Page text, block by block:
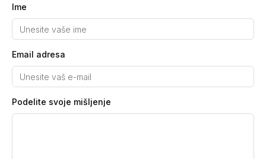
Ime
Email adresa
Podelite svoje mišljenje